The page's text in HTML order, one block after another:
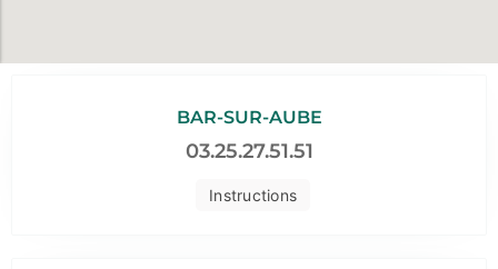
Instructions
BAR-SUR-AUBE
03.25.27.51.51